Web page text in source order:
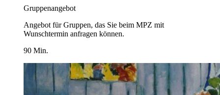
Gruppenangebot
Angebot für Gruppen, das Sie beim MPZ mit
Wunschtermin anfragen können.
90 Min.